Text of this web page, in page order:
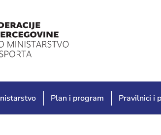
Plan i program Pravilnici i